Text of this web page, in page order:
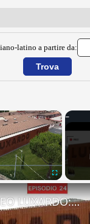
latino a partire da:
×
Fullscreen
MUSEO LUXARDO: Un Viaggio nel Tempo e nel Gusto